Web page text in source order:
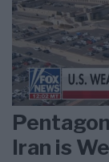
Iran is